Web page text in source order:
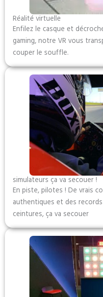
Réalité virtuelle
Enfilez le casque et
gaming, notre VR vous
couper le souffle.
simulateurs ça va secouer !
En piste, pilotes ! De vrais
authentiques et des
ceintures, ça va secouer